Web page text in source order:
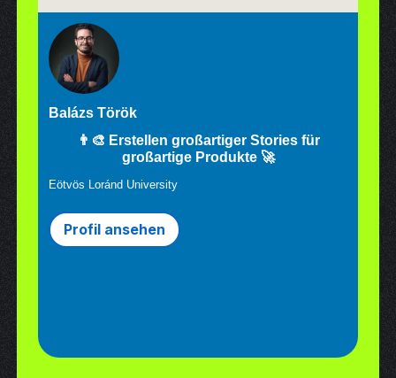
Balázs Török
👨🎨 Erstellen großartiger Stories für
großartige Produkte 🚀
Eötvös Loránd University
Profil ansehen